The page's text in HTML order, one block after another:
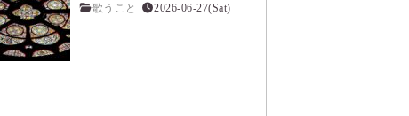
歌うこと 2026-06-27(Sat)